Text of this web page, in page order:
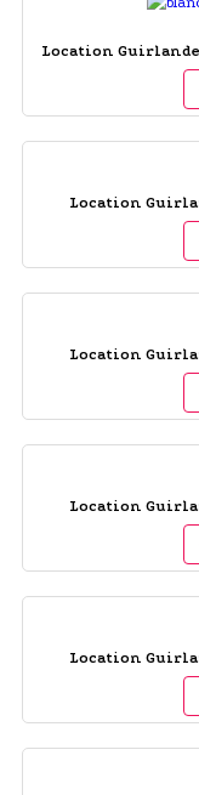
Location Guirlande
Location
Location
Location
Location